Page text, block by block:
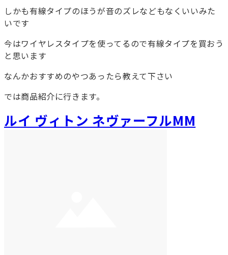
しかも有線タイプのほうが音のズレなどもなくいいみた
いです
今はワイヤレスタイプを使ってるので有線タイプを買おう
と思います
なんかおすすめのやつあったら教えて下さい
では商品紹介に行きます。
ルイ ヴィトン ネヴァーフルMM